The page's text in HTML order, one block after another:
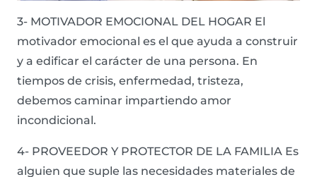
3- MOTIVADOR EMOCIONAL DEL HOGAR El
motivador emocional es el que ayuda a construir
y a edificar el carácter de una persona. En
tiempos de crisis, enfermedad, tristeza,
debemos caminar impartiendo amor
incondicional.
4- PROVEEDOR Y PROTECTOR DE LA FAMILIA Es
alguien que suple las necesidades materiales de